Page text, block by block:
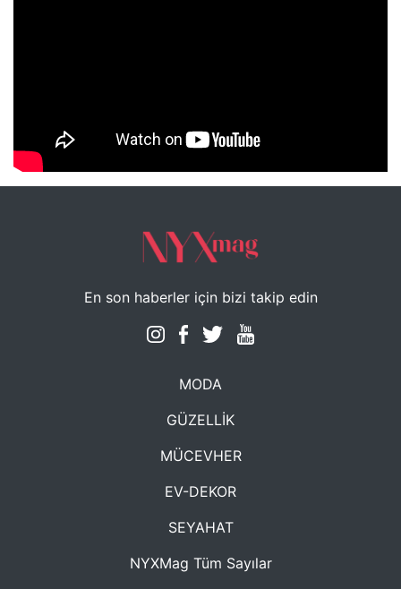
NYXmag 2. Yaş Kutlama Etkinliği
En son haberler için bizi takip edin
MODA
GÜZELLİK
MÜCEVHER
EV-DEKOR
SEYAHAT
NYXMag Tüm Sayılar